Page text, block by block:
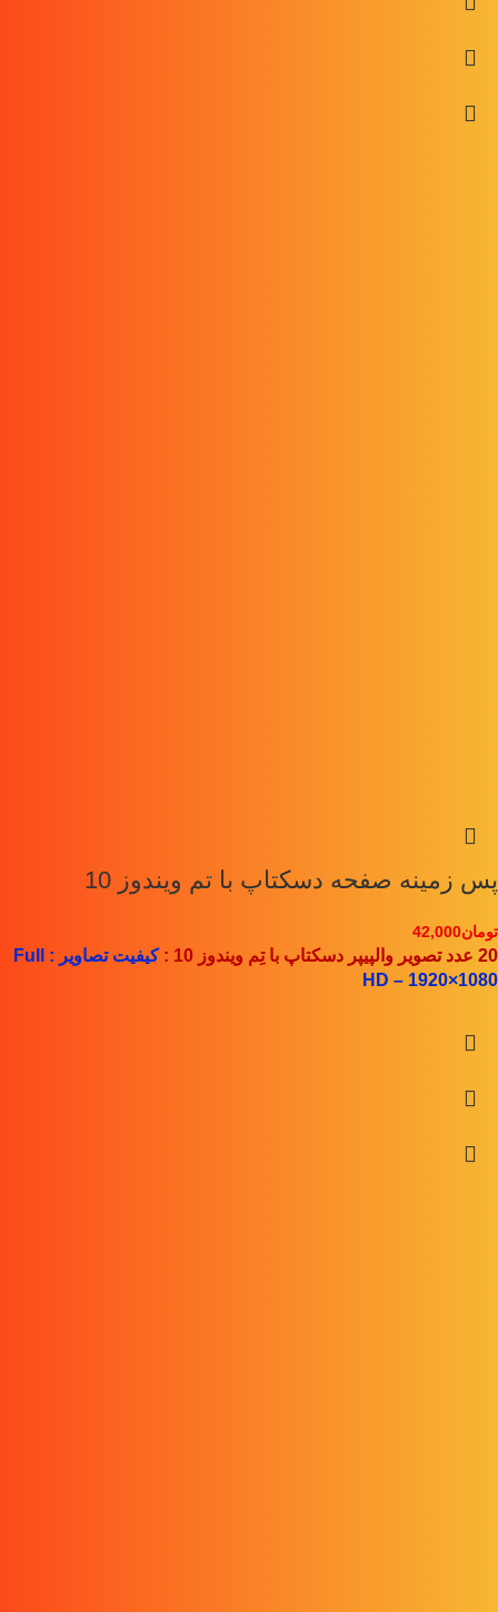
پس زمینه صفحه دسکتاپ با تم ویندوز 10
تومان42,000
20 عدد تصویر والپیپر دسکتاپ با تِم ویندوز 10 :
کیفیت تصاویر : Full
HD – 1920×1080